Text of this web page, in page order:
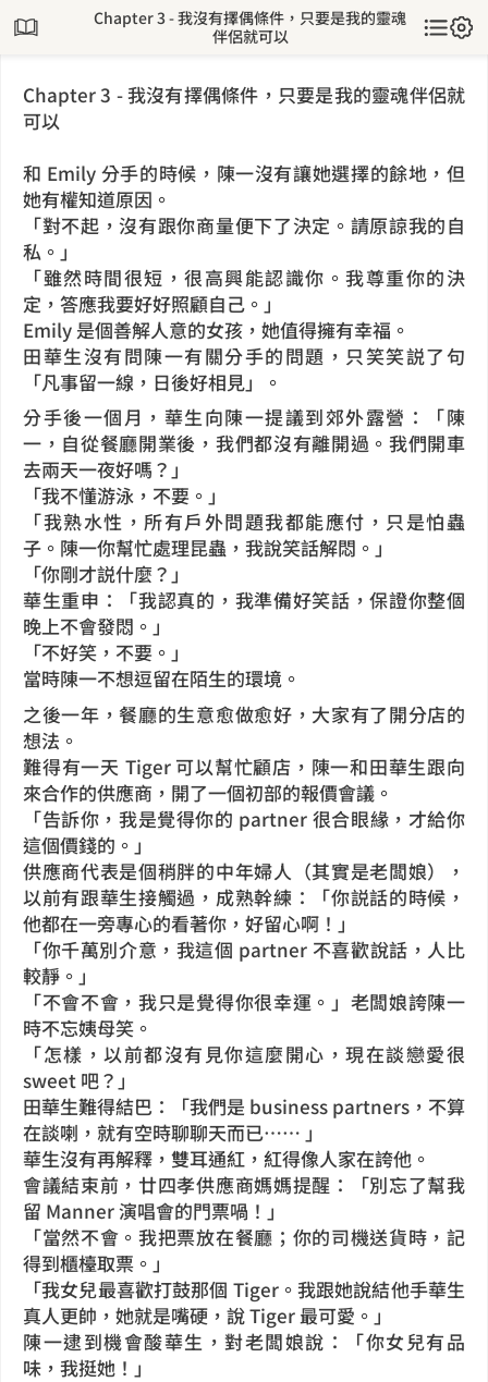
Chapter 3 - 我沒有擇偶條件，只要是我的靈魂
伴侶就可以
Chapter 3 - 我沒有擇偶條件，只要是我的靈魂伴侶就
可以
和 Emily 分手的時候，陳一沒有讓她選擇的餘地，但
她有權知道原因。
「對不起，沒有跟你商量便下了決定。請原諒我的自
私。」
「雖然時間很短，很高興能認識你。我尊重你的決
定，答應我要好好照顧自己。」
Emily 是個善解人意的女孩，她值得擁有幸福。
田華生沒有問陳一有關分手的問題，只笑笑説了句
「凡事留一線，日後好相見」。
分手後一個月，華生向陳一提議到郊外露營：「陳
一，自從餐廳開業後，我們都沒有離開過。我們開車
去兩天一夜好嗎？」
「我不懂游泳，不要。」
「我熟水性，所有戶外問題我都能應付，只是怕蟲
子。陳一你幫忙處理昆蟲，我說笑話解悶。」
「你剛才説什麼？」
華生重申：「我認真的，我準備好笑話，保證你整個
晚上不會發悶。」
「不好笑，不要。」
當時陳一不想逗留在陌生的環境。
之後一年，餐廳的生意愈做愈好，大家有了開分店的
想法。
難得有一天 Tiger 可以幫忙顧店，陳一和田華生跟向
來合作的供應商，開了一個初部的報價會議。
「告訴你，我是覺得你的 partner 很合眼緣，才給你
這個價錢的。」
供應商代表是個稍胖的中年婦人（其實是老闆娘），
以前有跟華生接觸過，成熟幹練：「你説話的時候，
他都在一旁專心的看著你，好留心啊！」
「你千萬別介意，我這個 partner 不喜歡說話，人比
較靜。」
「不會不會，我只是覺得你很幸運。」老闆娘誇陳一
時不忘姨母笑。
「怎樣，以前都沒有見你這麼開心，現在談戀愛很
sweet 吧？」
田華生難得結巴：「我們是 business partners，不算
在談喇，就有空時聊聊天而已⋯⋯ 」
華生沒有再解釋，雙耳通紅，紅得像人家在誇他。
會議結束前，廿四孝供應商媽媽提醒：「別忘了幫我
留 Manner 演唱會的門票喎！」
「當然不會。我把票放在餐廳；你的司機送貨時，記
得到櫃檯取票。」
「我女兒最喜歡打鼓那個 Tiger。我跟她說結他手華生
真人更帥，她就是嘴硬，說 Tiger 最可愛。」
陳一逮到機會酸華生，對老闆娘說：「你女兒有品
味，我挺她！」